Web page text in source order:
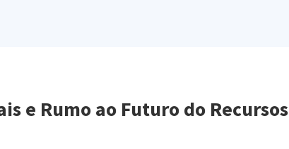
e Rumo ao Futuro do Recursos